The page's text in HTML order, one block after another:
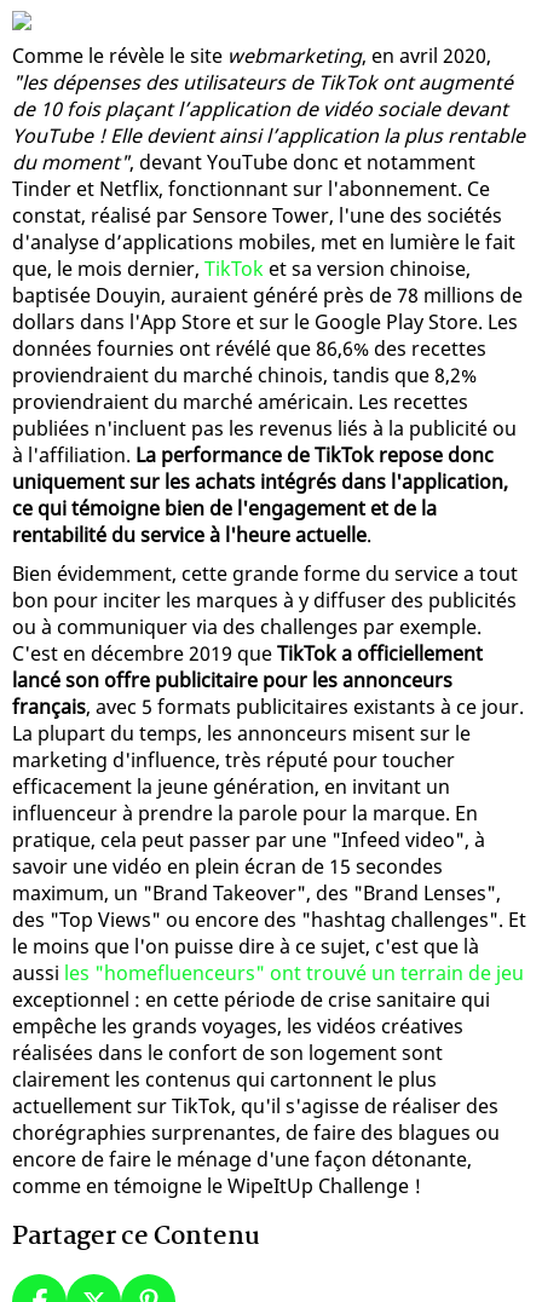
Comme le révèle le site webmarketing, en avril 2020,
"les dépenses des utilisateurs de TikTok ont augmenté
de 10 fois plaçant l’application de vidéo sociale devant
YouTube ! Elle devient ainsi l’application la plus rentable
du moment", devant YouTube donc et notamment
Tinder et Netflix, fonctionnant sur l'abonnement. Ce
constat, réalisé par Sensore Tower, l'une des sociétés
d'analyse d’applications mobiles, met en lumière le fait
que, le mois dernier, TikTok et sa version chinoise,
baptisée Douyin, auraient généré près de 78 millions de
dollars dans l'App Store et sur le Google Play Store. Les
données fournies ont révélé que 86,6% des recettes
proviendraient du marché chinois, tandis que 8,2%
proviendraient du marché américain. Les recettes
publiées n'incluent pas les revenus liés à la publicité ou
à l'affiliation. La performance de TikTok repose donc
uniquement sur les achats intégrés dans l'application,
ce qui témoigne bien de l'engagement et de la
rentabilité du service à l'heure actuelle.
Bien évidemment, cette grande forme du service a tout
bon pour inciter les marques à y diffuser des publicités
ou à communiquer via des challenges par exemple.
C'est en décembre 2019 queTikTok a officiellement
lancé son offre publicitaire pour les annonceurs
français, avec 5 formats publicitaires existants à ce jour.
La plupart du temps, les annonceurs misent sur le
marketing d'influence, très réputé pour toucher
efficacement la jeune génération, en invitant un
influenceur à prendre la parole pour la marque. En
pratique, cela peut passer par une "Infeed video", à
savoir une vidéo en plein écran de 15 secondes
maximum, un "Brand Takeover", des "Brand Lenses",
des "Top Views" ou encore des "hashtag challenges". Et
le moins que l'on puisse dire à ce sujet, c'est que là
aussi les "homefluenceurs" ont trouvé un terrain de jeu
exceptionnel : en cette période de crise sanitaire qui
empêche les grands voyages, les vidéos créatives
réalisées dans le confort de son logement sont
clairement les contenus qui cartonnent le plus
actuellement sur TikTok, qu'il s'agisse de réaliser des
chorégraphies surprenantes, de faire des blagues ou
encore de faire le ménage d'une façon détonante,
comme en témoigne le WipeItUp Challenge !
Partager ce Contenu